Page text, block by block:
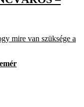
mire van szüksége a